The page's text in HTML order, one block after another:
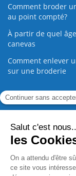
Comment broder
au point compté?
À partir de quel
canevas
Comment enlever
sur une broderie
Guide de la